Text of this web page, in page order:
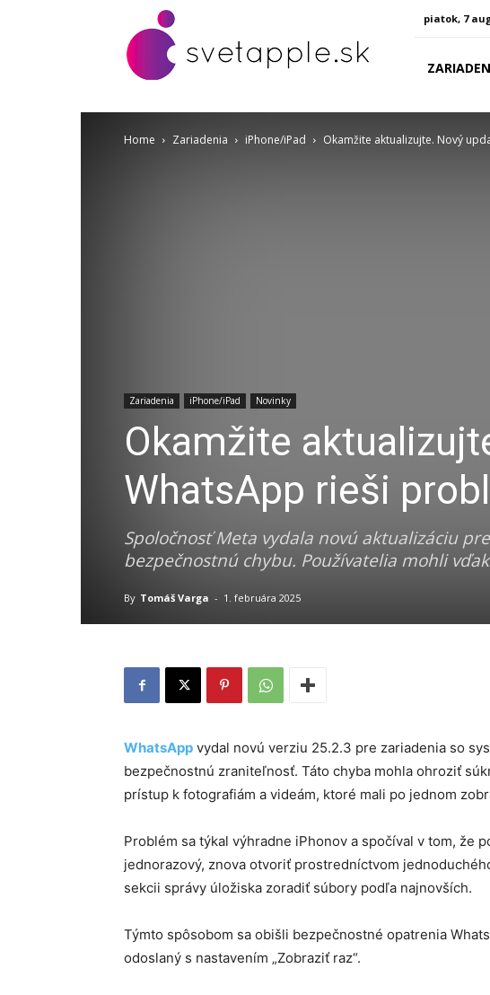
piatok, 7
Home Zariadenia iPhone/iPad Okamžite aktualizujte. Nový
Zariadenia iPhone/iPad Novinky
Okamžite
WhatsApp rieši
Spoločnosť Meta vydala novú aktualizáciu
bezpečnostnú chybu. Používatelia mohli
By Tomáš Varga - 1. februára 2025
WhatsApp vydal novú verziu 25.2.3 pre zariadenia so
bezpečnostnú zraniteľnosť. Táto chyba mohla ohroziť
prístup k fotografiám a videám, ktoré mali po jednom
Problém sa týkal výhradne iPhonov a spočíval v tom, že
jednorazový, znova otvoriť prostredníctvom
sekcii správy úložiska zoradiť súbory podľa najnovších.
Týmto spôsobom sa obišli bezpečnostné opatrenia
odoslaný s nastavením „Zobraziť raz“.